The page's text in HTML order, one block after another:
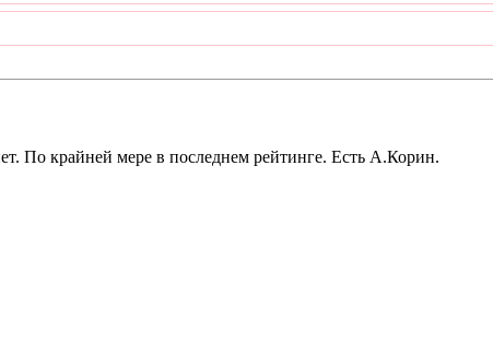
По крайней мере в последнем рейтинге. Есть А.Корин.